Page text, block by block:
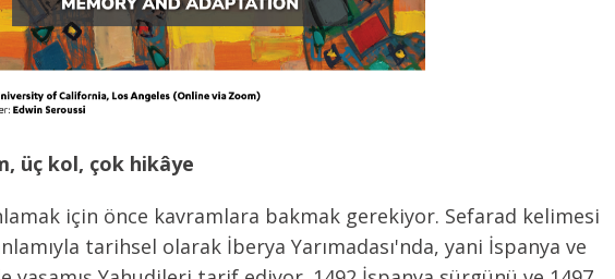
üç kol, çok hikâye
için önce kavramlara bakmak gerekiyor. Sefarad kelimesi
tarihsel olarak İberya Yarımadası'nda, yani İspanya ve